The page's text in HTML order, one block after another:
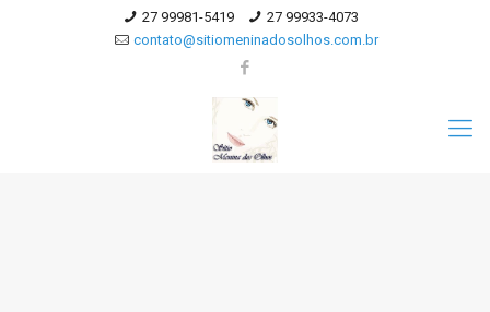
27 99981-5419
27 99933-4073
contato@sitiomeninadosolhos.com.br